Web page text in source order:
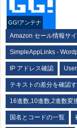
GG!アンテナ
Amazon セール情報サイ
SimpleAppLinks -
IP アドレス確認
テキストの差分を確認
16進数,10進数,2進数変
国名とコードの一覧